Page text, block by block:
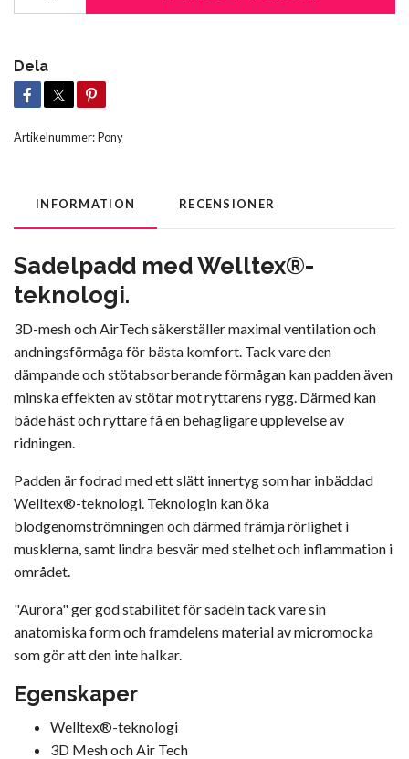
Dela
Artikelnummer:Pony
INFORMATION RECENSIONER
Sadelpadd med Welltex®-
teknologi.
3D-mesh och AirTech säkerställer maximal ventilation och
andningsförmåga för bästa komfort. Tack vare den
dämpande och stötabsorberande förmågan kan padden även
minska effekten av stötar mot ryttarens rygg. Därmed kan
både häst och ryttare få en behagligare upplevelse av
ridningen.
Padden är fodrad med ett slätt innertyg som har inbäddad
Welltex®-teknologi. Teknologin kan öka
blodgenomströmningen och därmed främja rörlighet i
musklerna, samt lindra besvär med stelhet och inflammation i
området.
"Aurora" ger god stabilitet för sadeln tack vare sin
anatomiska form och framdelens material av micromocka
som gör att den inte halkar.
Egenskaper
Welltex®-teknologi
3D Mesh och Air Tech